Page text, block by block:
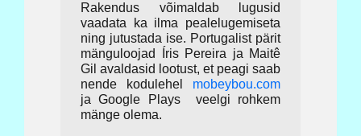
Rakendus võimaldab lugusid
vaadata ka ilma pealelugemiseta
ning jutustada ise. Portugalist pärit
mänguloojad Íris Pereira ja Maitê
Gil avaldasid lootust, et peagi saab
nende kodulehel mobeybou.com
ja Google Plays veelgi rohkem
mänge olema.